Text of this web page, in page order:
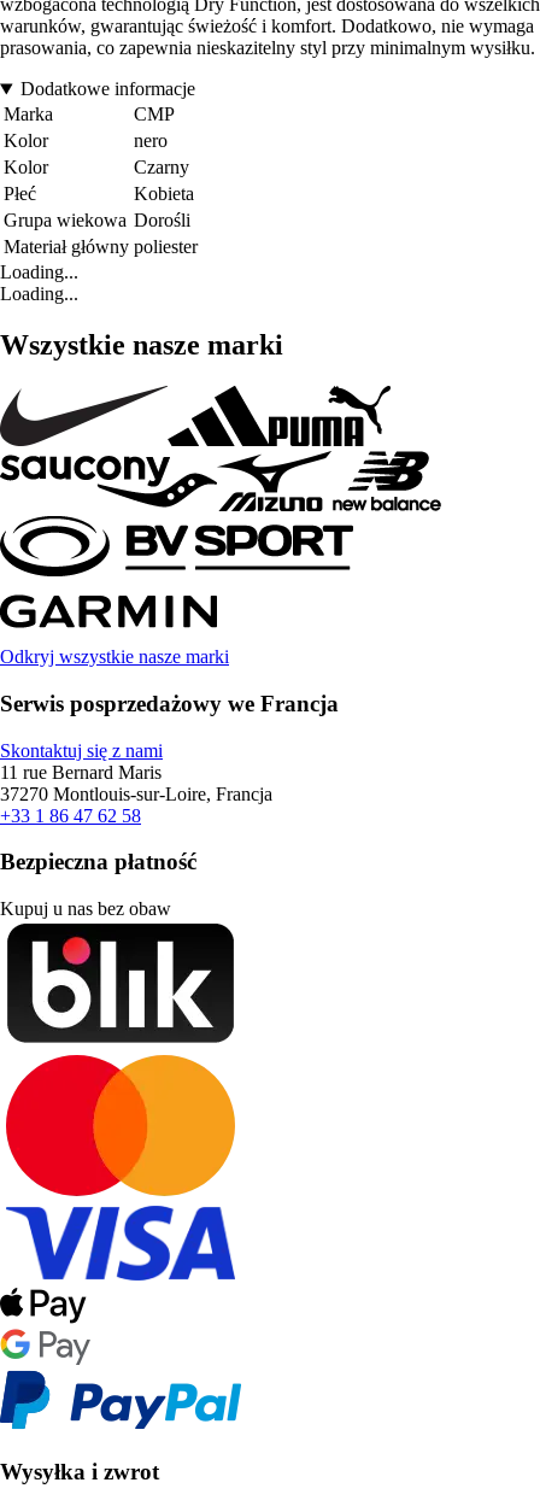
wzbogacona technologią Dry Function, jest dostosowana do wszelkich
warunków, gwarantując świeżość i komfort. Dodatkowo, nie wymaga
prasowania, co zapewnia nieskazitelny styl przy minimalnym wysiłku.
Dodatkowe informacje
Marka
CMP
Kolor
nero
Kolor
Czarny
Płeć
Kobieta
Grupa wiekowa Dorośli
Materiał główny poliester
Loading...
Loading...
Wszystkie nasze marki
Odkryj wszystkie nasze marki
Serwis posprzedażowy we Francja
Skontaktuj się z nami
11 rue Bernard Maris
37270 Montlouis-sur-Loire, Francja
+33 1 86 47 62 58
Bezpieczna płatność
Kupuj u nas bez obaw
Wysyłka i zwrot